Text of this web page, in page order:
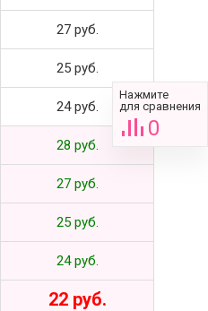
27 руб.
25 руб.
24 руб.
28 руб.
27 руб.
25 руб.
24 руб.
22 руб.
Нажмите
для сравнения
0